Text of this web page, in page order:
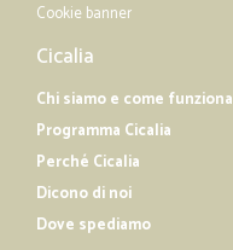
Cookie banner
Cicalia
Chi siamo e come funziona
Programma Cicalia
Perché Cicalia
Dicono di noi
Dove spediamo